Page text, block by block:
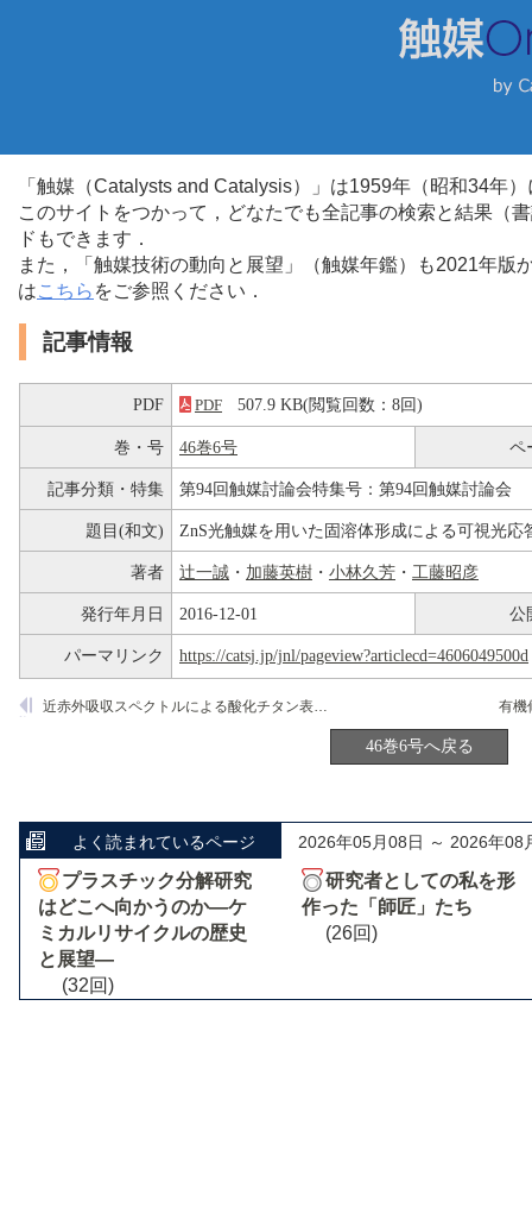
「触媒（Catalysts and Catalysis）」は1959年（昭和34年
このサイトをつかって，どなたでも全記事の検索と結果（
ドもできます．
また，「触媒技術の動向と展望」（触媒年鑑）も2021年
はこちら をご参照ください．
記事情報
PDF PDF 507.9 KB(閲覧回数：8回)
巻・号 46巻6号 ペ
記事分類・特集 第94回触媒討論会特集号：第94回触媒討論会
題目(和文) ZnS光触媒を用いた固溶体形成による可視光応
著者 辻一誠 ・ 加藤英樹 ・ 小林久芳 ・ 工藤昭彦
発行年月日 2016-12-01 公
パーマリンク https://catsj.jp/jnl/pageview?articlecd=4606049500d
近赤外吸収スペクトルによる酸化チタン表面の吸着水の光応答測定と光誘起超親水化特性の考察
46巻6号へ戻る
よく読まれているページ 2026年05月08日 ～ 2026年08
プラスチック分解研究
はどこへ向かうのか―ケ
ミカルリサイクルの歴史
と展望―
(32回)
研究者としての私を形
作った「師匠」たち
(26回)